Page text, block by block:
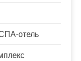
отель